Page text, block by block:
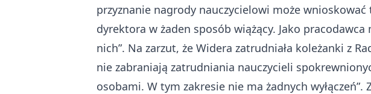
przyznanie nagrody nauczycielowi może
dyrektora w żaden sposób wiążący. Jako
nich”. Na zarzut, że Widera zatrudniała koleżanki z
nie zabraniają zatrudniania nauczycieli
osobami. W tym zakresie nie ma żadnych